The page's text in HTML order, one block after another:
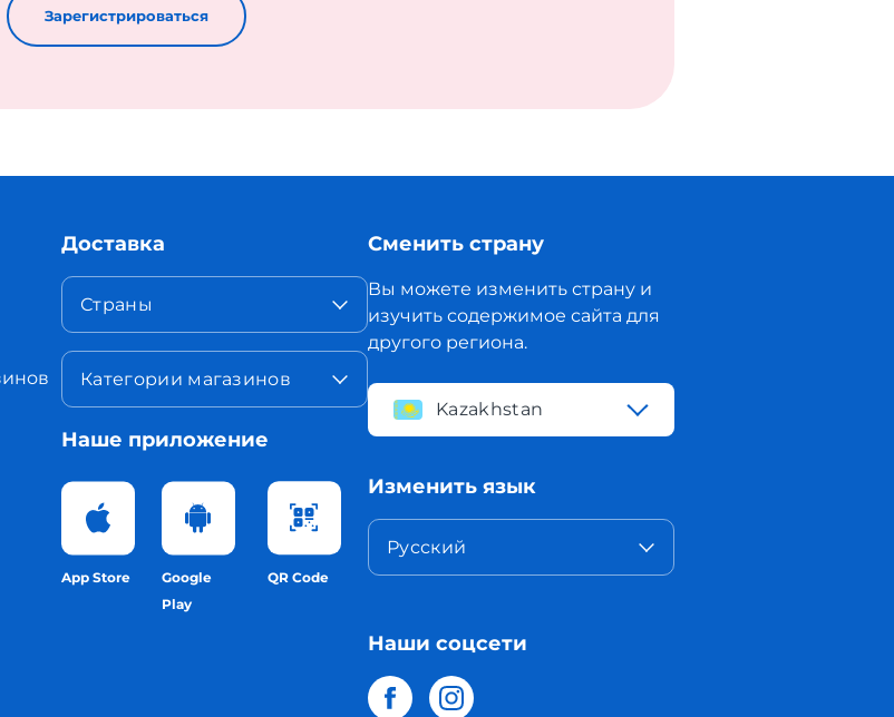
Зарегистрироваться
Доставка
Страны
Категории магазинов
Наше приложение
App Store
Google
Play
QR Code
Сменить страну
Вы можете изменить страну и
изучить содержимое сайта для
другого региона.
Kazakhstan
Изменить язык
Русский
Наши соцсети